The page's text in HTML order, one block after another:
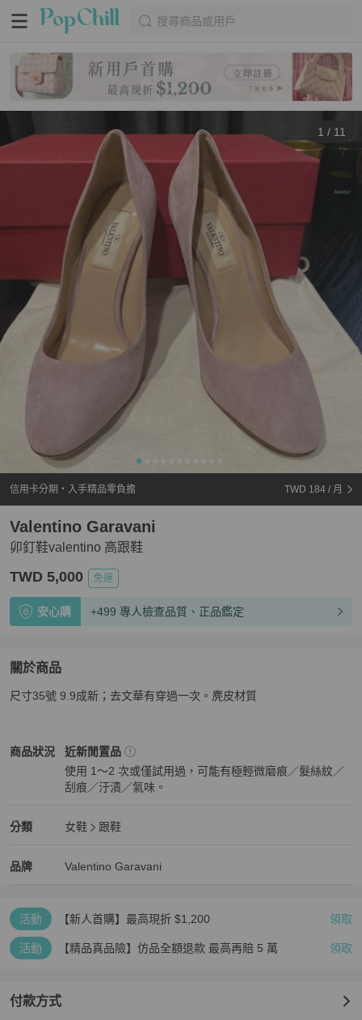
搜尋商品或用戶
1 / 11
信用卡分期・入手精品零負擔 TWD 184 / 月
卯釘鞋valentino 高跟鞋
Valentino Garavani
TWD 5,000 免運
安心購 +499 專人檢查品質、正品鑑定
關於商品
關於卯釘鞋valentino 高跟鞋商品詳情與購買須知
尺寸35號 9.9成新；去文華有穿過一次。麂皮材質
商品狀況
Valentino Garavani女鞋商品狀態與細節
近新閒置品
使用 1～2 次或僅試用過，可能有極輕微磨痕／髮絲紋／
刮痕／汙漬／氣味。
分類
Valentino Garavani女鞋
女鞋
跟鞋
品牌
Valentino Garavani精品女鞋品牌介紹
Valentino Garavani
Valentino Garavani推薦清單
活動 【新人首購】最高現折 $1,200 領取
活動 【精品真品險】仿品全額退款 最高再賠 5 萬 領取
付款方式